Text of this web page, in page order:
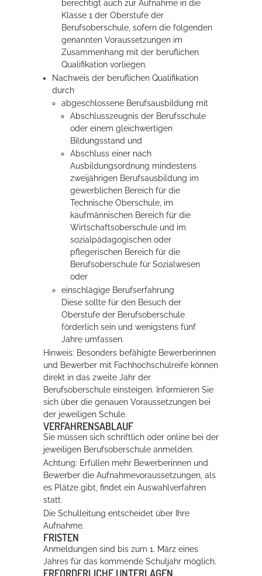
berechtigt auch zur Aufnahme in die
Klasse 1 der Oberstufe der
Berufsoberschule, sofern die folgenden
genannten Voraussetzungen im
Zusammenhang mit der beruflichen
Qualifikation vorliegen.
Nachweis der beruflichen Qualifikation
durch
abgeschlossene Berufsausbildung mit
Abschlusszeugnis der Berufsschule
oder einem gleichwertigen
Bildungsstand und
Abschluss einer nach
Ausbildungsordnung mindestens
zweijährigen Berufsausbildung im
gewerblichen Bereich für die
Technische Oberschule, im
kaufmännischen Bereich für die
Wirtschaftsoberschule und im
sozialpädagogischen oder
pflegerischen Bereich für die
Berufsoberschule für Sozialwesen
oder
einschlägige Berufserfahrung
Diese sollte für den Besuch der
Oberstufe der Berufsoberschule
förderlich sein und wenigstens fünf
Jahre umfassen.
Hinweis: Besonders befähigte Bewerberinnen
und Bewerber mit Fachhochschulreife können
direkt in das zweite Jahr der
Berufsoberschule einsteigen. Informieren Sie
sich über die genauen Voraussetzungen bei
der jeweiligen Schule.
VERFAHRENSABLAUF
Sie müssen sich schriftlich oder online bei der
jeweiligen Berufsoberschule anmelden.
Achtung: Erfüllen mehr Bewerberinnen und
Bewerber die Aufnahmevoraussetzungen, als
es Plätze gibt, findet ein Auswahlverfahren
statt.
Die Schulleitung entscheidet über Ihre
Aufnahme.
FRISTEN
Anmeldungen sind bis zum 1. März eines
Jahres für das kommende Schuljahr möglich.
ERFORDERLICHE UNTERLAGEN